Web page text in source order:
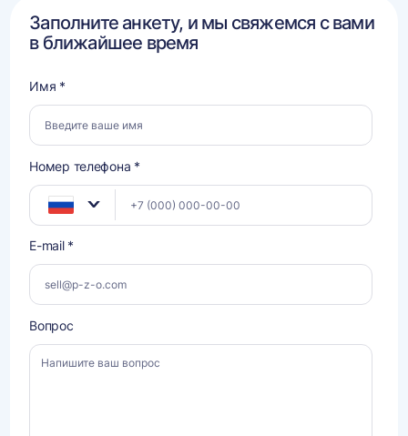
Заполните анкету, и мы свяжемся с вами
в ближайшее время
Имя *
Номер телефона *
E-mail *
Вопрос